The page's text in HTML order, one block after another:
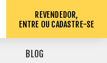
REVENDEDOR,
ENTRE OU CADASTRE-SE
BLOG